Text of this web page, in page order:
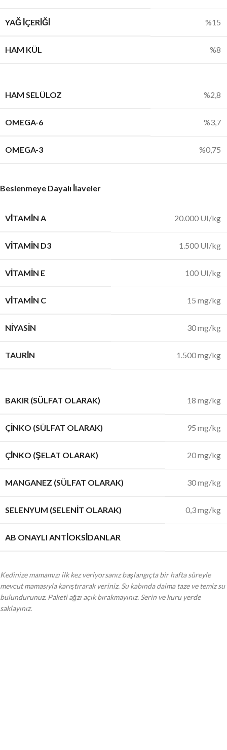
YAĞ İÇERIĞI %15
HAM KÜL %8
HAM SELÜLOZ %2,8
OMEGA-6 %3,7
OMEGA-3 %0,75
Beslenmeye Dayalı İlaveler
VITAMIN A 20.000 UI/kg
VITAMIN D3 1.500 UI/kg
VITAMIN E 100 UI/kg
VITAMIN C 15 mg/kg
NIYASIN 30 mg/kg
TAURIN 1.500 mg/kg
BAKIR (SÜLFAT OLARAK) 18 mg/kg
ÇINKO (SÜLFAT OLARAK) 95 mg/kg
ÇINKO (ŞELAT OLARAK) 20 mg/kg
MANGANEZ (SÜLFAT OLARAK) 30 mg/kg
SELENYUM (SELENIT OLARAK) 0,3 mg/kg
AB ONAYLI ANTIOKSIDANLAR
Kedinize mamamızı ilk kez veriyorsanız başlangıçta bir hafta süreyle
mevcut mamasıyla karıştırarak veriniz. Su kabında daima taze ve temiz su
bulundurunuz. Paketi ağzı açık bırakmayınız. Serin ve kuru yerde
saklayınız.